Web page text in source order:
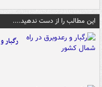
این مطالب را از دست ندهید....
رگبار